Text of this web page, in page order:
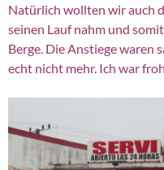
Natürlich wollten wir auch
seinen Lauf nahm und
Berge. Die Anstiege waren
echt nicht mehr. Ich war